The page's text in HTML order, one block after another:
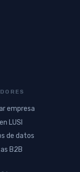
empresa
LUSI
de datos
B2B